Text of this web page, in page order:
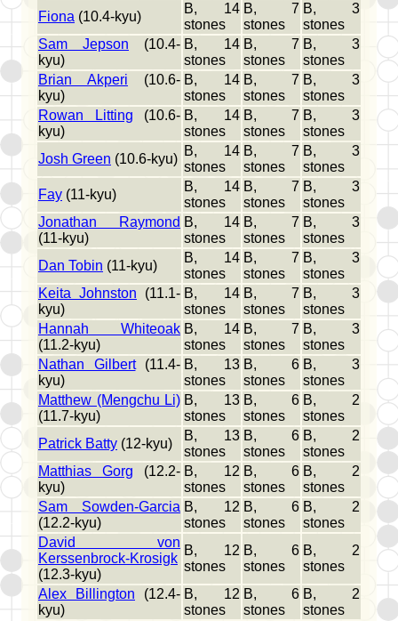
Fiona (10.4-kyu)
B, 14
stones
B, 7
stones
B, 3
stones
Sam Jepson (10.4-
kyu)
B, 14
stones
B, 7
stones
B, 3
stones
Brian Akperi (10.6-
kyu)
B, 14
stones
B, 7
stones
B, 3
stones
Rowan Litting (10.6-
kyu)
B, 14
stones
B, 7
stones
B, 3
stones
Josh Green (10.6-kyu)
B, 14
stones
B, 7
stones
B, 3
stones
Fay (11-kyu)
B, 14
stones
B, 7
stones
B, 3
stones
Jonathan Raymond
(11-kyu)
B, 14
stones
B, 7
stones
B, 3
stones
Dan Tobin (11-kyu)
B, 14
stones
B, 7
stones
B, 3
stones
Keita Johnston (11.1-
kyu)
B, 14
stones
B, 7
stones
B, 3
stones
Hannah Whiteoak
(11.2-kyu)
B, 14
stones
B, 7
stones
B, 3
stones
Nathan Gilbert(11.4-
kyu)
B, 13
stones
B, 6
stones
B, 3
stones
Matthew (Mengchu Li)
(11.7-kyu)
B, 13
stones
B, 6
stones
B, 2
stones
Patrick Batty (12-kyu)
B, 13
stones
B, 6
stones
B, 2
stones
Matthias Gorg (12.2-
kyu)
B, 12
stones
B, 6
stones
B, 2
stones
Sam Sowden-Garcia
(12.2-kyu)
B, 12
stones
B, 6
stones
B, 2
stones
David von
Kerssenbrock-Krosigk
(12.3-kyu)
B, 12
stones
B, 6
stones
B, 2
stones
Alex Billington (12.4-
kyu)
B, 12
stones
B, 6
stones
B, 2
stones